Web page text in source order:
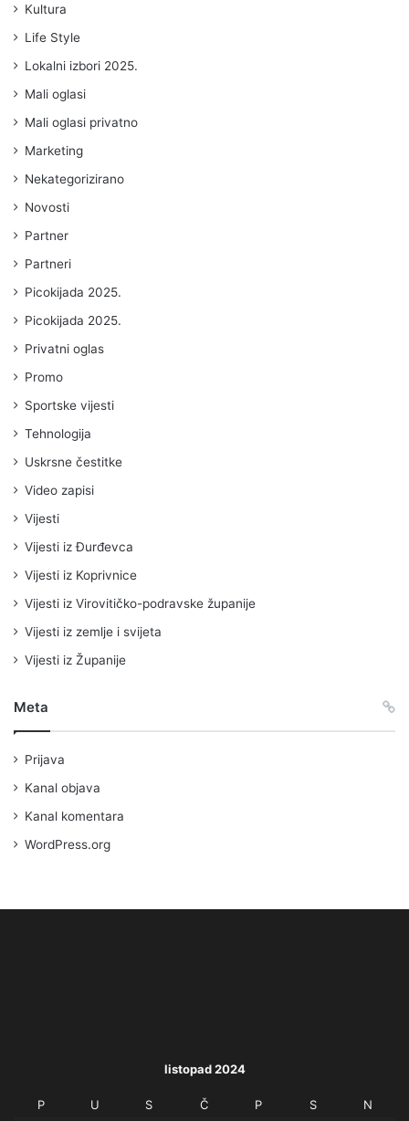
Kultura
Life Style
Lokalni izbori 2025.
Mali oglasi
Mali oglasi privatno
Marketing
Nekategorizirano
Novosti
Partner
Partneri
Picokijada 2025.
Picokijada 2025.
Privatni oglas
Promo
Sportske vijesti
Tehnologija
Uskrsne čestitke
Video zapisi
Vijesti
Vijesti iz Đurđevca
Vijesti iz Koprivnice
Vijesti iz Virovitičko-podravske županije
Vijesti iz zemlje i svijeta
Vijesti iz Županije
Meta
Prijava
Kanal objava
Kanal komentara
WordPress.org
listopad 2024
P U S Č P S N